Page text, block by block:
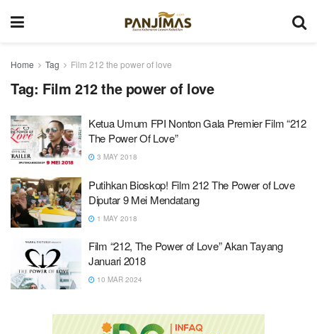
Home Tag Film 212 the power of love
Tag: Film 212 the power of love
Ketua Umum FPI Nonton Gala Premier Film “212
The Power Of Love”
3 MAY 2018
Putihkan Bioskop! Film 212 The Power of Love
Diputar 9 Mei Mendatang
1 MAY 2018
Film “212, The Power of Love” Akan Tayang
Januari 2018
10 MAR 2024